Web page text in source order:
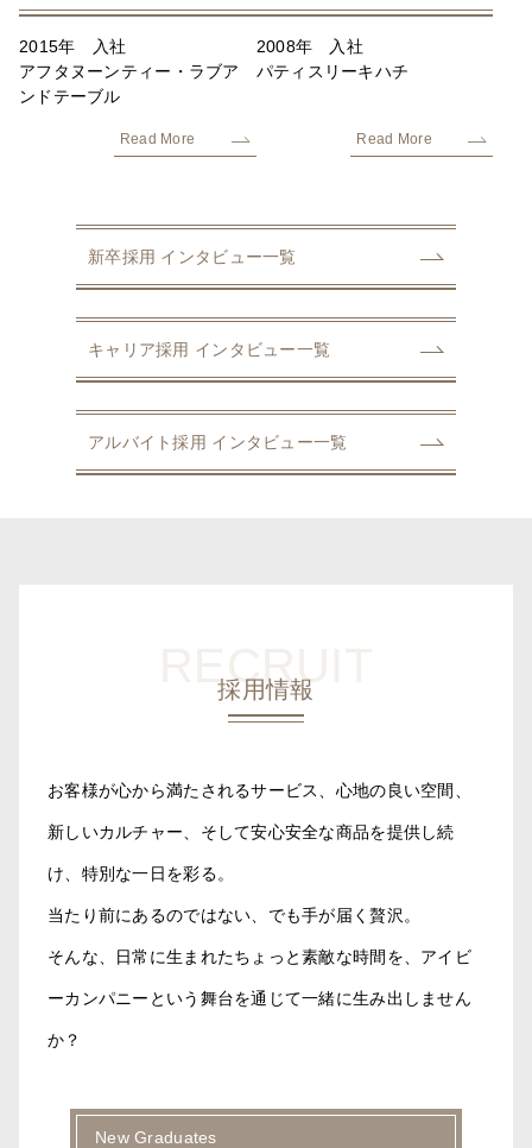
2015年 入社
アフタヌーンティー・ラブア
ンドテーブル
Read More
2008年 入社
パティスリーキハチ
Read More
新卒採用 インタビュー一覧
キャリア採用 インタビュー一覧
アルバイト採用 インタビュー一覧
RECRUIT
採用情報
お客様が心から満たされるサービス、心地の良い空間、
新しいカルチャー、そして安心安全な商品を提供し続
け、特別な一日を彩る。
当たり前にあるのではない、でも手が届く贅沢。
そんな、日常に生まれたちょっと素敵な時間を、アイビ
ーカンパニーという舞台を通じて一緒に生み出しません
か？
New Graduates